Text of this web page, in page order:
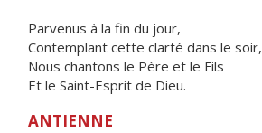
Parvenus à la fin du jour,
Contemplant cette clarté dans le soir,
Nous chantons le Père et le Fils
Et le Saint-Esprit de Dieu.
ANTIENNE